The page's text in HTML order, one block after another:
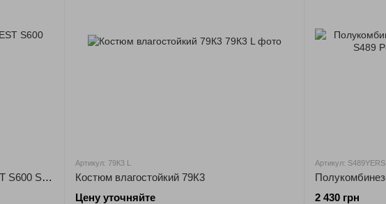
Куртка влагозащитная PORTWEST S600 Shell
Артикул: 79К3 L
Костюм влагостойкий 79К3
Цену уточняйте
Артикул: S489YERS
2 430 грн